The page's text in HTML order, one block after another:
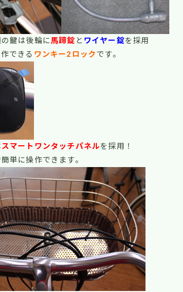
鍵は後輪に馬蹄錠 と ワイヤー錠を採用
できる ワンキー2ロックです。
スマートワンタッチパネルを採用！
単に操作できます。